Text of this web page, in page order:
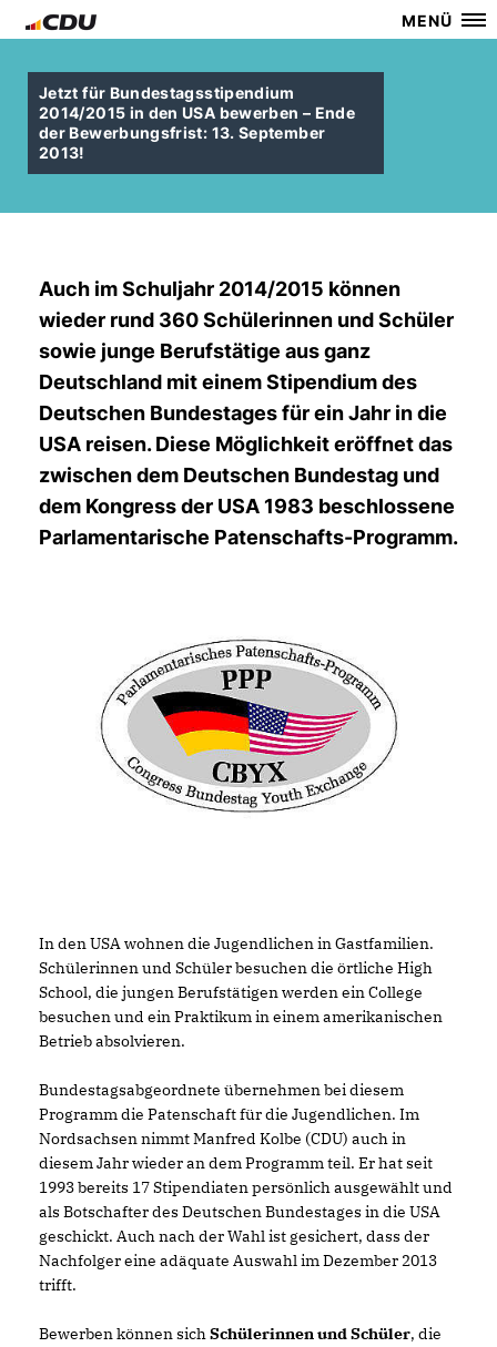
MENÜ
Jetzt für Bundestagsstipendium
2014/2015 in den USA bewerben – Ende
der Bewerbungsfrist: 13. September
2013!
Auch im Schuljahr 2014/2015 können
wieder rund 360 Schülerinnen und Schüler
sowie junge Berufstätige aus ganz
Deutschland mit einem Stipendium des
Deutschen Bundestages für ein Jahr in die
USA reisen. Diese Möglichkeit eröffnet das
zwischen dem Deutschen Bundestag und
dem Kongress der USA 1983 beschlossene
Parlamentarische Patenschafts-Programm.
In den USA wohnen die Jugendlichen in Gastfamilien.
Schülerinnen und Schüler besuchen die örtliche High
School, die jungen Berufstätigen werden ein College
besuchen und ein Praktikum in einem amerikanischen
Betrieb absolvieren.
Bundestagsabgeordnete übernehmen bei diesem
Programm die Patenschaft für die Jugendlichen. Im
Nordsachsen nimmt Manfred Kolbe (CDU) auch in
diesem Jahr wieder an dem Programm teil. Er hat seit
1993 bereits 17 Stipendiaten persönlich ausgewählt und
als Botschafter des Deutschen Bundestages in die USA
geschickt. Auch nach der Wahl ist gesichert, dass der
Nachfolger eine adäquate Auswahl im Dezember 2013
trifft.
Bewerben können sichSchülerinnen und Schüler, die